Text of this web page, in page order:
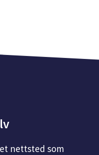
nettsted som